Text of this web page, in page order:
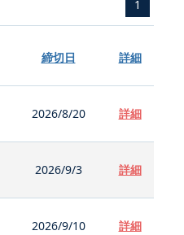
1
締切日 詳細
2026/8/20 詳細
2026/9/3 詳細
2026/9/10 詳細